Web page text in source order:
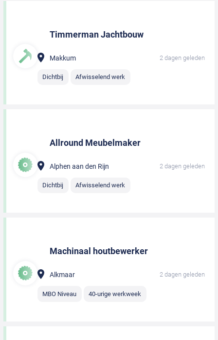
Timmerman Jachtbouw
Makkum 2 dagen geleden
Dichtbij Afwisselend werk
Allround Meubelmaker
Alphen aan den Rijn 2 dagen geleden
Dichtbij Afwisselend werk
Machinaal houtbewerker
Alkmaar 2 dagen geleden
MBO Niveau 40-urige werkweek